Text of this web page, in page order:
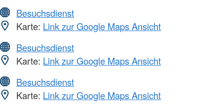
Besuchsdienst
Karte: Link zur Google Maps Ansicht
Besuchsdienst
Karte: Link zur Google Maps Ansicht
Besuchsdienst
Karte: Link zur Google Maps Ansicht